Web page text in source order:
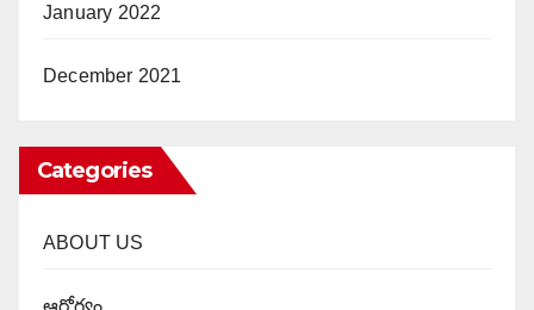
January 2022
December 2021
Categories
ABOUT US
ఆరోగ్యం